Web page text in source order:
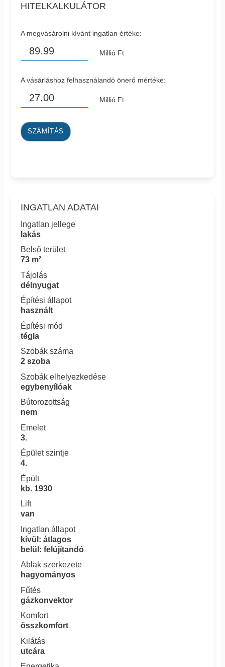
HITELKALKULÁTOR
A megvásárolni kívánt ingatlan értéke:
Millió Ft
A vásárláshoz felhasználandó önerő mértéke:
Millió Ft
SZÁMÍTÁS
INGATLAN ADATAI
Ingatlan jellege
lakás
Belső terület
73 m²
Tájolás
délnyugat
Építési állapot
használt
Építési mód
tégla
Szobák száma
2 szoba
Szobák elhelyezkedése
egybenyílóak
Bútorozottság
nem
Emelet
3.
Épület szintje
4.
Épült
kb. 1930
Lift
van
Ingatlan állapot
kívül: átlagos
belül: felújítandó
Ablak szerkezete
hagyományos
Fűtés
gázkonvektor
Komfort
összkomfort
Kilátás
utcára